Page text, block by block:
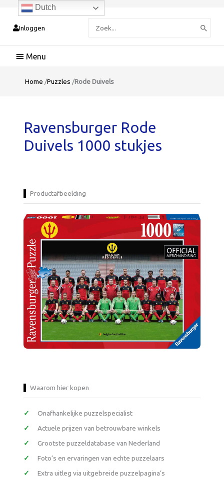
Inloggen
naar:
Hoofdmenu
Home /Puzzles /Rode Duivels
Ravensburger Rode
Duivels 1000 stukjes
Productafbeelding
Waarom hier kopen
Onafhankelijke puzzelspecialist
Actuele prijzen van betrouwbare winkels
Grootste puzzeldatabase van Nederland
Foto’s en ervaringen van echte puzzelaars
Extra uitleg via uitgebreide puzzelpagina’s
Dutch